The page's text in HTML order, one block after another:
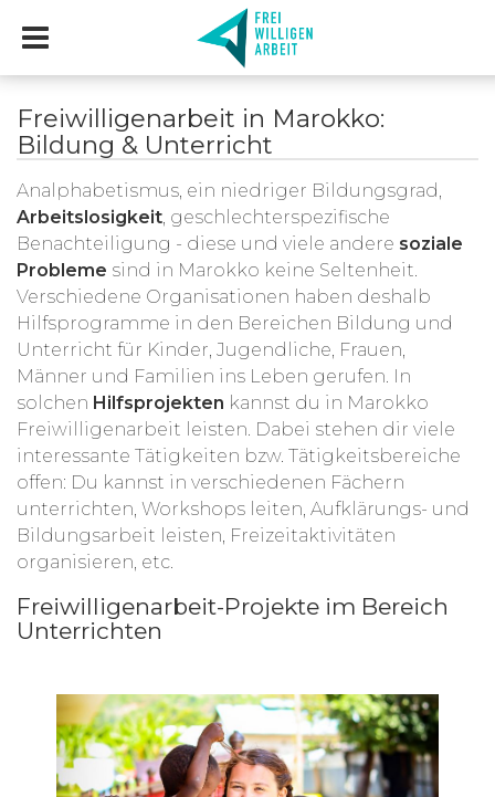
Freiwilligenarbeit in Marokko:
Bildung & Unterricht
Analphabetismus, ein niedriger Bildungsgrad,
Arbeitslosigkeit, geschlechterspezifische
Benachteiligung - diese und viele andere soziale
Probleme sind in Marokko keine Seltenheit.
Verschiedene Organisationen haben deshalb
Hilfsprogramme in den Bereichen Bildung und
Unterricht für Kinder, Jugendliche, Frauen,
Männer und Familien ins Leben gerufen. In
solchen Hilfsprojekten kannst du in Marokko
Freiwilligenarbeit leisten. Dabei stehen dir viele
interessante Tätigkeiten bzw. Tätigkeitsbereiche
offen: Du kannst in verschiedenen Fächern
unterrichten, Workshops leiten, Aufklärungs- und
Bildungsarbeit leisten, Freizeitaktivitäten
organisieren, etc.
Freiwilligenarbeit-Projekte im Bereich
Unterrichten